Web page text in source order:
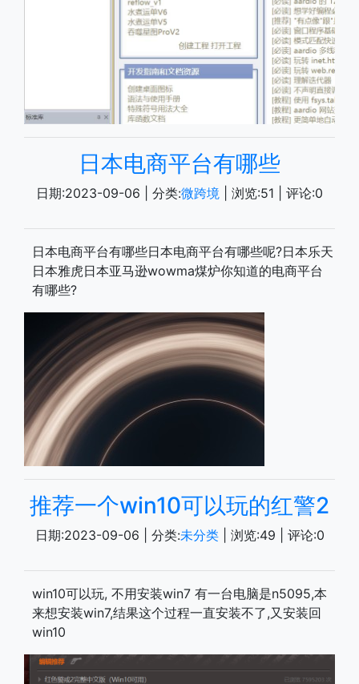
日本电商平台有哪些
日期:2023-09-06 | 分类:微跨境 | 浏览:51 | 评论:0
日本电商平台有哪些日本电商平台有哪些呢?日本乐天
日本雅虎日本亚马逊wowma煤炉你知道的电商平台
有哪些?
推荐一个win10可以玩的红警2
日期:2023-09-06 | 分类:未分类| 浏览:49 | 评论:0
win10可以玩, 不用安装win7 有一台电脑是n5095,本
来想安装win7,结果这个过程一直安装不了,又安装回
win10